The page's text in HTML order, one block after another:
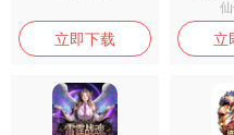
立即下载
款
立